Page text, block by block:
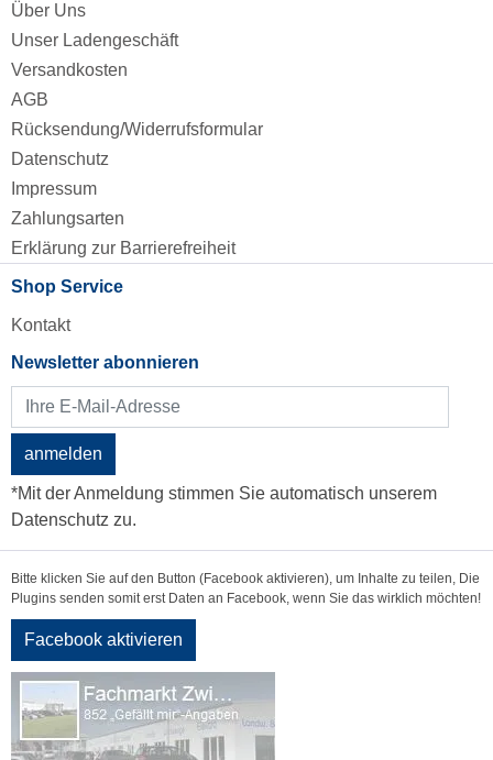
Über Uns
Unser Ladengeschäft
Versandkosten
AGB
Rücksendung/Widerrufsformular
Datenschutz
Impressum
Zahlungsarten
Erklärung zur Barrierefreiheit
Shop Service
Kontakt
Newsletter abonnieren
anmelden
*Mit der Anmeldung stimmen Sie automatisch unserem
Datenschutz zu.
Bitte klicken Sie auf den Button (Facebook aktivieren), um Inhalte zu teilen, Die
Plugins senden somit erst Daten an Facebook, wenn Sie das wirklich möchten!
Facebook aktivieren